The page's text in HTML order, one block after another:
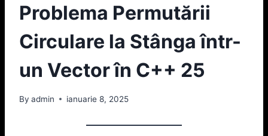
Problema Permutării
Circulare la Stânga într-
un Vector în C++ 25
By admin ianuarie 8, 2025